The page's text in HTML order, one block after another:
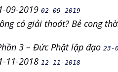
09-2019 02-09-2019
có giải thoát? Bẻ cong
3 – Đức Phật lập đạo 23-
11-2018 12-11-2018